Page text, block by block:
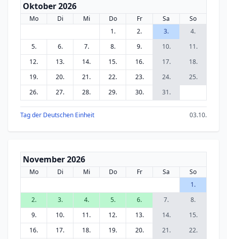
Oktober 2026
Mo Di Mi Do Fr Sa
So
1.
2. 3.
4.
5.
6. 7. 8. 9. 10.
11.
12.
13. 14. 15. 16. 17.
18.
19.
20. 21. 22. 23. 24.
25.
26.
27. 28. 29. 30. 31.
Tag der Deutschen Einheit 03.10.
November 2026
Mo Di Mi Do Fr Sa
So
1.
2.
3. 4. 5. 6. 7.
8.
9.
10. 11. 12. 13. 14.
15.
16.
17. 18. 19. 20. 21.
22.